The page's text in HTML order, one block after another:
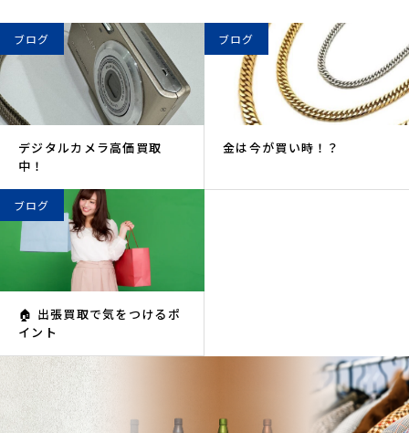
ブログ
デジタルカメラ高価買取
中！
ブログ
金は今が買い時！？
ブログ
🏠 出張買取で気をつけるポ
イント